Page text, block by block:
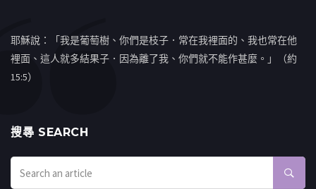
耶穌說：「我是葡萄樹、你們是枝子．常在我裡面的、我也常在他
裡面、這人就多結果子．因為離了我、你們就不能作甚麼。」（約
15:5）
搜㝷 SEARCH